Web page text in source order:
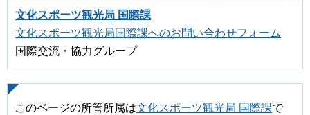
文化スポーツ観光局 国際課
文化スポーツ観光局国際課へのお問い合わせフォーム
国際交流・協力グループ
このページの所管所属は文化スポーツ観光局 国際課で